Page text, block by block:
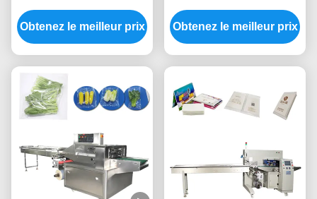
conditionnement
d'oreiller de sachet en
plastique de déchets
Obtenez le meilleur prix
de conditionnement
d'oreiller du biscuit
220v
Obtenez le meilleur prix